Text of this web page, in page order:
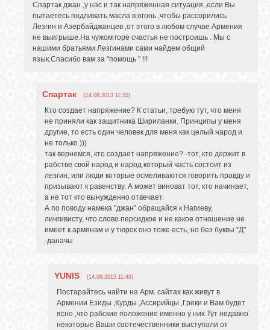
Спартак джан ,у нас и так напряженная ситуация ,если Вы
пытаетесь подливать масла в огонь ,чтобы рассорились
Лезгин и Азербайджанцев ,от этого в любом случае Армения
не выигрыше.На чужом горе счастья не построишь . Мы с
нашими братьями Лезгинами сами найдем общий
язык.Спасибо вам за "помощь " !!!
Спартак (14.08.2013 11:32)
Кто создает напряжение? К статьи, требую тут, что меня
не приняли как защитника Шириланки. Принципы у меня
другие, то есть один человек для меня как целый народ и
не только )))
так вернемся, кто создает напряжение? -тот, кто держит в
рабстве свой народ и народ который часть состоит из
лезгин, или люди которые осмеливаются говорить правду и
призывают к равенству. А может виноват тот, кто начинает,
а не тот кто вынужденно отвечает.
А по поводу намека "джан" обращайся к Нагиеву,
лингивисту, что слово персидкое и не какое отношение не
имеет к армянам и у тюрок оно тоже есть, но без буквы "Д"
-даначы
YUNIS (14.08.2013 11:46)
Постарайтесь найти на Арм. сайтах как живут в
Армении Езиды ,Курды ,Ассирийцы ,Греки и Вам будет
ясно ,что рабские положение именно у них.Тут недавно
некоторые Ваши соотечественники выступали от